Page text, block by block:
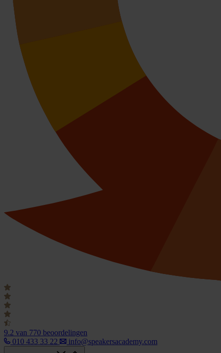
9.2 van 770 beoordelingen
010 433 33 22
info@speakersacademy.com